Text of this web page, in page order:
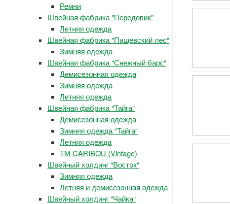
Ремни
Швейная фабрика "Передовик"
Летняя одежда
Швейная фабрика "Пищевский лес"
Зимняя одежда
Швейная фабрика "Снежный барс"
Демисезонная одежда
Зимняя одежда
Летняя одежда
Швейная фабрика "Тайга"
Демисезонная одежда
Зимняя одежда "Тайга"
Летняя одежда
ТМ CARIBOU (Vintage)
Швейный холдинг "Восток"
Зимняя одежда
Летняя и демисезонная одежда
Швейный холдинг "Чайка"